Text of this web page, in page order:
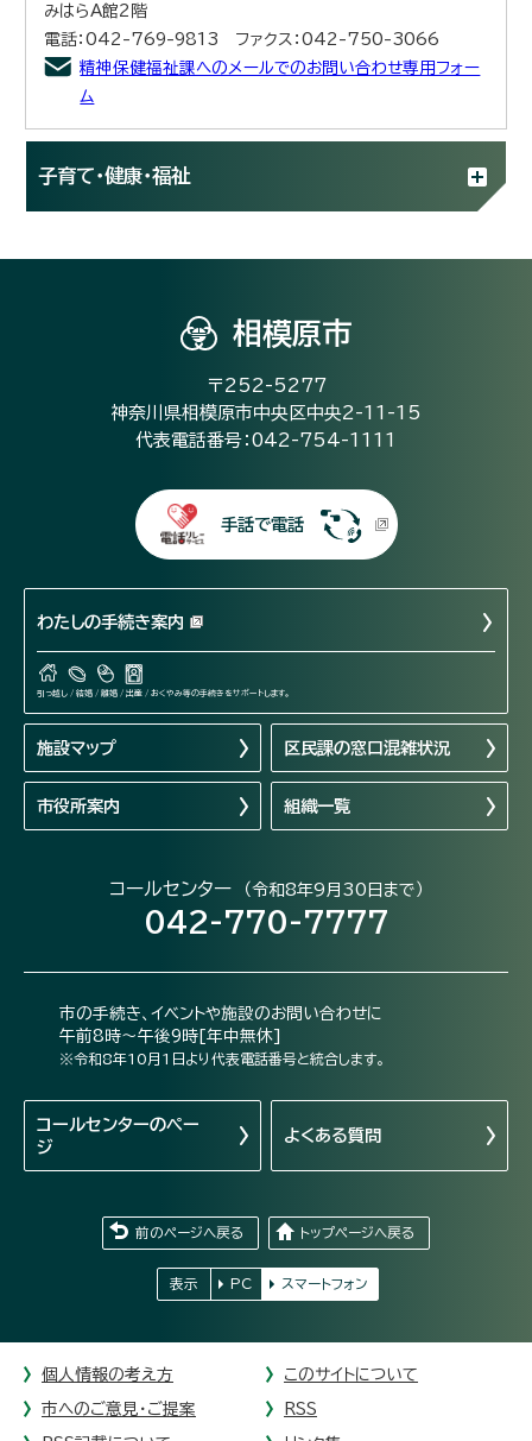
みはらA館2階
電話：042-769-9813 ファクス：042-750-3066
精神保健福祉課へのメールでのお問い合わせ専用フォー
ム
子育て・健康・福祉
相模原市
〒252-5277
神奈川県相模原市中央区中央2-11-15
代表電話番号：042-754-1111
手話で電話
わたしの手続き案内
引っ越し / 結婚 / 離婚 / 出産 / おくやみ等の手続きをサポートします。
施設マップ 区民課の窓口混雑状況
市役所案内 組織一覧
コールセンター （令和8年9月30日まで）
042-770-7777
市の手続き、イベントや施設のお問い合わせに
午前8時～午後9時[年中無休]
※令和8年10月1日より代表電話番号と統合します。
コールセンターのペー
ジ
よくある質問
前のページへ戻る トップページへ戻る
表示 PC スマートフォン
個人情報の考え方 このサイトについて
市へのご意見・ご提案 RSS